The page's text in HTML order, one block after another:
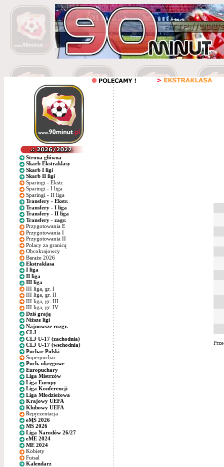
Strona główna
Skarb Ekstraklasy
Skarb I ligi
Skarb II ligi
Sparingi - Ekstr.
Sparingi - I liga
Sparingi - II liga
Transfery - Ekstr.
Transfery - I liga
Transfery - II liga
Transfery - zagr.
Przygotowania E
Przygotowania I
Przygotowania II
Polacy za granicą
Obcokrajowcy
Baraże 2026
Ekstraklasa
I liga
II liga
III liga
III liga, gr. I
III liga, gr. II
III liga, gr. III
III liga, gr. IV
Dziś grają
Niższe ligi
Najnowsze rozgr.
CLJ
CLJ U-17 (zachodnia)
CLJ U-17 (wschodnia)
Puchar Polski
Superpuchar
Puch. okręgowe
Europuchary
Liga Mistrzów
Liga Europy
Liga Konferencji
Liga Młodzieżowa
Krajowy UEFA
Klubowy UEFA
Reprezentacja
eMŚ 2026
MŚ 2026
Liga Narodów 26/27
eME 2024
ME 2024
Kobiety
Futsal
Kalendarz